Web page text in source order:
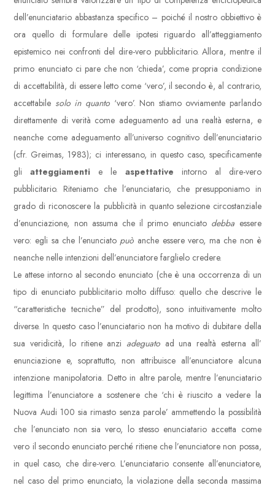
dell’enunciatario abbastanza specifico – poiché il nostro obbiettivo è
ora quello di formulare delle ipotesi riguardo all’atteggiamento
epistemico nei confronti del dire-vero pubblicitario. Allora, mentre il
primo enunciato ci pare che non ‘chieda’, come propria condizione
di accettabilità, di essere letto come ‘vero’, il secondo è, al contrario,
accettabile solo in quanto‘vero’. Non stiamo ovviamente parlando
direttamente di verità come adeguamento ad una realtà esterna, e
neanche come adeguamento all’universo cognitivo dell’enunciatario
(cfr. Greimas, 1983); ci interessano, in questo caso, specificamente
gliatteggiamenti e le aspettative intorno al dire-vero
pubblicitario. Riteniamo che l’enunciatario, che presupponiamo in
grado di riconoscere la pubblicità in quanto selezione circostanziale
d’enunciazione, non assuma che il primo enunciato debba essere
vero: egli sa che l’enunciato può anche essere vero, ma che non è
neanche nelle intenzioni dell’enunciatore farglielo credere.
Le attese intorno al secondo enunciato (che è una occorrenza di un
tipo di enunciato pubblicitario molto diffuso: quello che descrive le
“caratteristiche tecniche” del prodotto), sono intuitivamente molto
diverse. In questo caso l’enunciatario non ha motivo di dubitare della
sua veridicità, lo ritiene anzi adeguato ad una realtà esterna all’
enunciazione e, soprattutto, non attribuisce all’enunciatore alcuna
intenzione manipolatoria. Detto in altre parole, mentre l’enunciatario
legittima l’enunciatore a sostenere che ‘chi è riuscito a vedere la
Nuova Audi 100 sia rimasto senza parole’ ammettendo la possibilità
che l’enunciato non sia vero, lo stesso enunciatario accetta come
vero il secondo enunciato perché ritiene che l’enunciatore non possa,
in quel caso, che dire-vero. L’enunciatario consente all’enunciatore,
nel caso del primo enunciato, la violazione della seconda massima